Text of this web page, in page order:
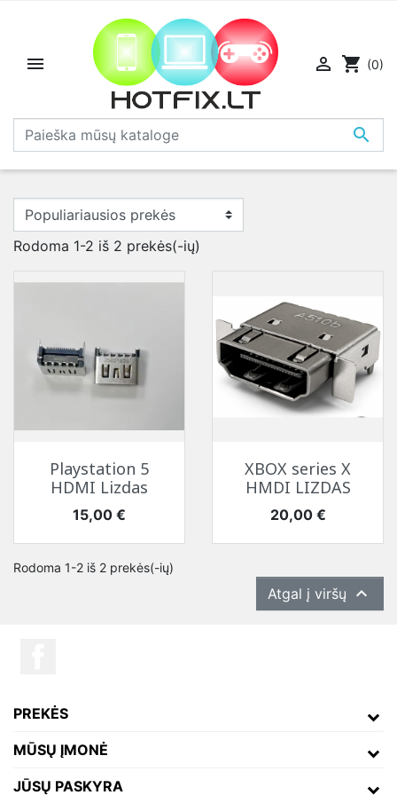


 shopping_cart (0)
Rodoma 1-2 iš 2 prekės(-ių)
Playstation 5
HDMI Lizdas
Kaina
15,00 €
XBOX series X
HMDI LIZDAS
Kaina
20,00 €
Rodoma 1-2 iš 2 prekės(-ių)
Atgal į viršų 
PREKĖS
MŪSŲ ĮMONĖ
JŪSŲ PASKYRA